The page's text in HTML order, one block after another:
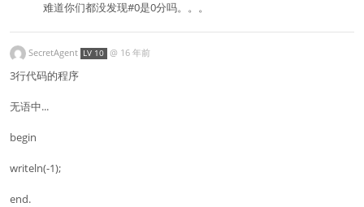
难道你们都没发现#0是0分吗。。。
SecretAgent LV 10 @ 16 年前
3行代码的程序
无语中...
begin
writeln(-1);
end.